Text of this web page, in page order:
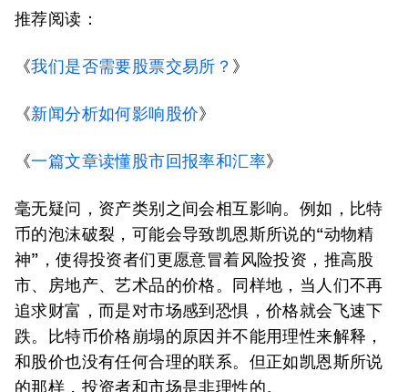
推荐阅读：
《我们是否需要股票交易所？ 》
《新闻分析如何影响股价》
《一篇文章读懂股市回报率和汇率》
毫无疑问，资产类别之间会相互影响。例如，比特
币的泡沫破裂，可能会导致凯恩斯所说的“动物精
神”，使得投资者们更愿意冒着风险投资，推高股
市、房地产、艺术品的价格。同样地，当人们不再
追求财富，而是对市场感到恐惧，价格就会飞速下
跌。比特币价格崩塌的原因并不能用理性来解释，
和股价也没有任何合理的联系。但正如凯恩斯所说
的那样，投资者和市场是非理性的。